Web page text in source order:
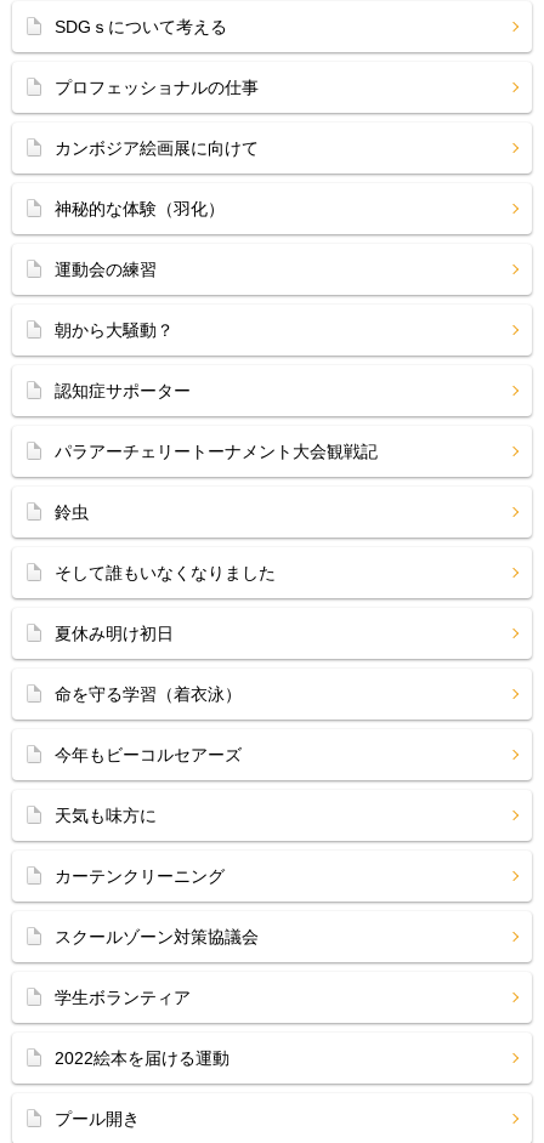
SDGｓについて考える
プロフェッショナルの仕事
カンボジア絵画展に向けて
神秘的な体験（羽化）
運動会の練習
朝から大騒動？
認知症サポーター
パラアーチェリートーナメント大会観戦記
鈴虫
そして誰もいなくなりました
夏休み明け初日
命を守る学習（着衣泳）
今年もビーコルセアーズ
天気も味方に
カーテンクリーニング
スクールゾーン対策協議会
学生ボランティア
2022絵本を届ける運動
プール開き